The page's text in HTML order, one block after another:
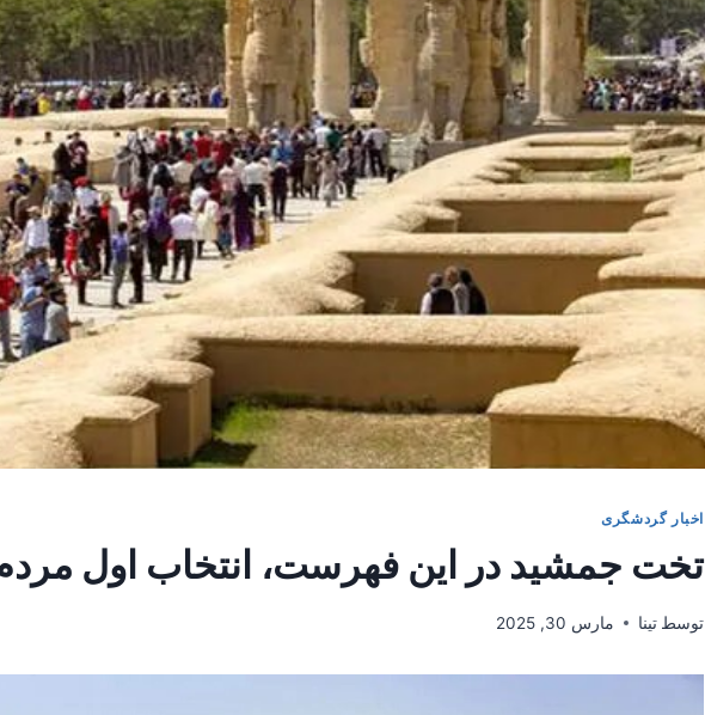
اخبار گردشگری
تخت جمشید در این فهرست، انتخاب اول
توسط تینا مارس 30, 2025